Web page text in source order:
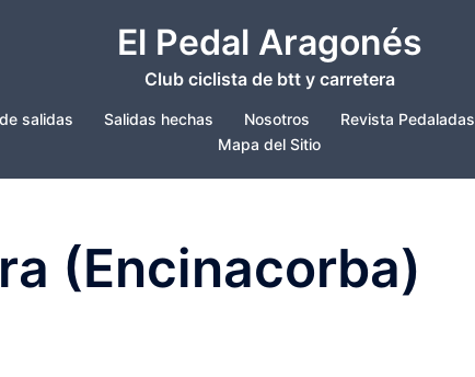
El Pedal Aragonés
Club ciclista de btt y carretera
salidas Salidas hechas Nosotros Revista Pedaladas
Mapa del Sitio
(Encinacorba)